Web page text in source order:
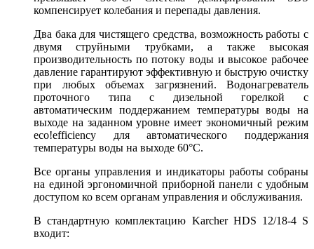
компенсирует колебания и перепады давления.
Два бака для чистящего средства, возможность работы с
двумя струйными трубками, а также высокая
производительность по потоку воды и высокое рабочее
давление гарантируют эффективную и быструю очистку
при любых объемах загрязнений. Водонагреватель
проточного типа с дизельной горелкой с
автоматическим поддержанием температуры воды на
выходе на заданном уровне имеет экономичный режим
eco!efficiency для автоматического поддержания
температуры воды на выходе 60°C.
Все органы управления и индикаторы работы собраны
на единой эргономичной приборной панели с удобным
доступом ко всем органам управления и обслуживания.
В стандартную комплектацию Karcher HDS 12/18-4 S
входит: